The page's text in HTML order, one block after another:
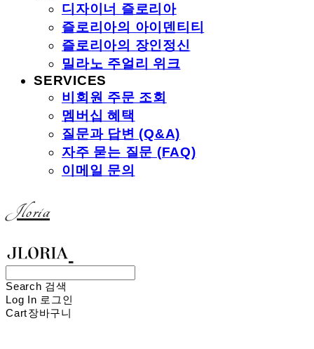
디자이너 즐로리아
즐로리아의 아이덴티티
즐로리아의 장인정신
밀라노 주얼리 위크
SERVICES
비회원 주문 조회
멤버십 혜택
질문과 답변 (Q&A)
자주 묻는 질문 (FAQ)
이메일 문의
Jloria
Search 검색
Log In 로그인
Cart장바구니